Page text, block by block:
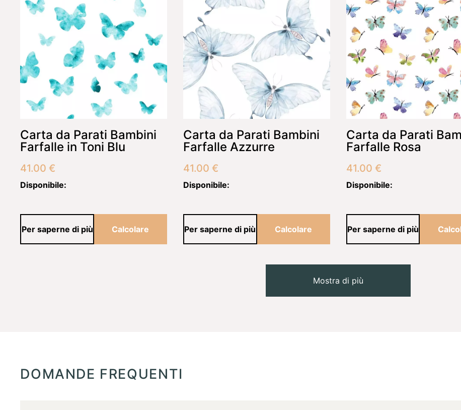
Carta da Parati Bambini
Farfalle in Toni Blu
41.00€
Disponibile:
Per saperne di più Calcolare
Carta da Parati Bambini
Farfalle Azzurre
41.00€
Disponibile:
Per saperne di più Calcolare
Carta da Parati
Farfalle Rosa
41.00 €
Disponibile:
Per saperne di più
Mostra di più
DOMANDE FREQUENTI